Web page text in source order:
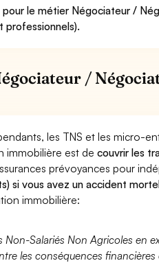
le métier Négociateur /
professionnels).
/
les TNS et les micro-
immobilière est decouvrir les
prévoyances pour
si vous avez un accident
immobilière:
Non-Salariés Non Agricoles en
les conséquences financières